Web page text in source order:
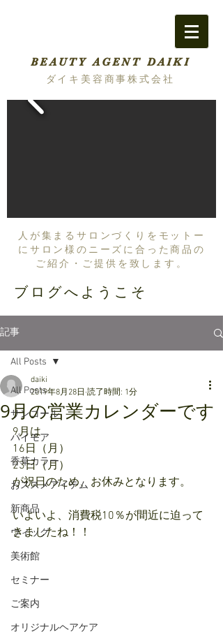
BEAUTY AGENT DAIKI
ダイキ美容商事株式会社
人が集まるサロンづくりをモットー
にサロン様のニーズに合った商品の
ご紹介・ご提供を致します。
ブログへようこそ
記事
All Posts
サンコール
パイモア
香草カラー
おススメアイテム
新商品
ウィッグ
美術館
セミナー
ご案内
オリジナルヘアケア
All Posts
9月の営業カレンダーです
daiki
2019年8月28日 読了時間: 1分
9月は
16日（月）
23日（月）
が祝日のため、お休みとなります。
いよいよ、消費税10％が間近に迫って
きましたね！！